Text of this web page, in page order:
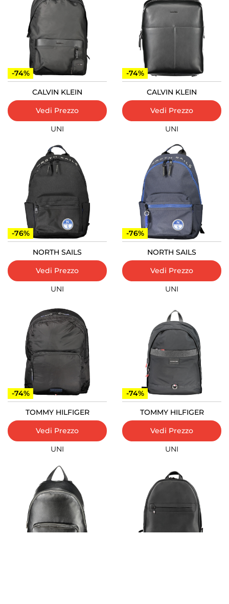
-74%
CALVIN KLEIN
Vedi Prezzo
UNI
-74%
CALVIN KLEIN
Vedi Prezzo
UNI
-76%
NORTH SAILS
Vedi Prezzo
UNI
-76%
NORTH SAILS
Vedi Prezzo
UNI
-74%
TOMMY HILFIGER
Vedi Prezzo
UNI
-74%
TOMMY HILFIGER
Vedi Prezzo
UNI